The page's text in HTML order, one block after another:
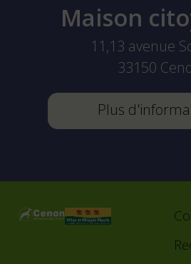
Maison
11,13 avenue
33150
Plus